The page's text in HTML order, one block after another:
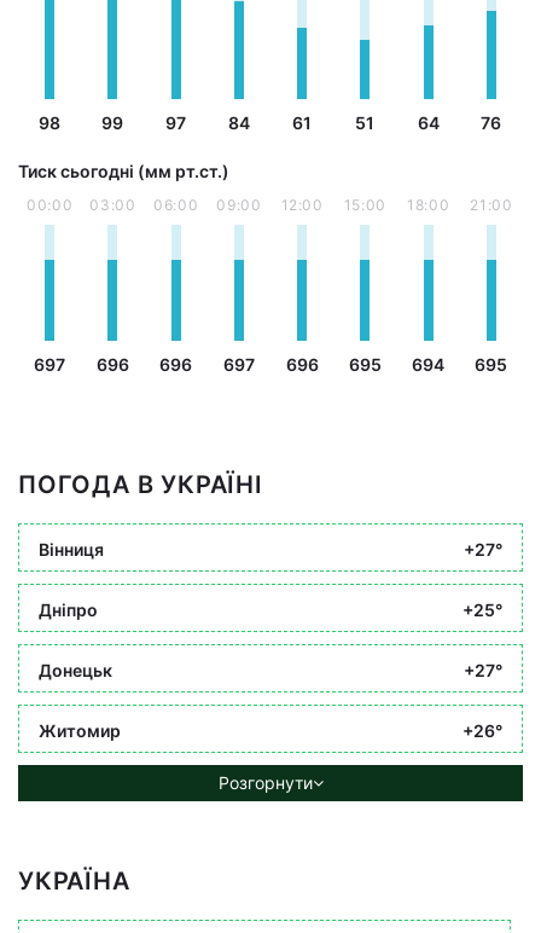
98 99 97 84 61 51 64 76
Тиск сьогодні (мм рт.ст.)
00:00
697
03:00
696
06:00
696
09:00
697
12:00
696
15:00
695
18:00
694
21:00
695
ПОГОДА В УКРАЇНІ
Вінниця +27°
Дніпро +25°
Донецьк +27°
Житомир +26°
Розгорнути
УКРАЇНА